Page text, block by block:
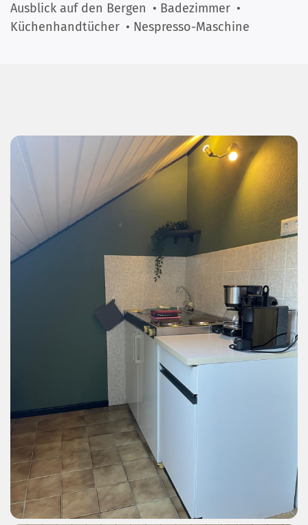
Ausblick auf den Bergen • Badezimmer •
Küchenhandtücher • Nespresso-Maschine